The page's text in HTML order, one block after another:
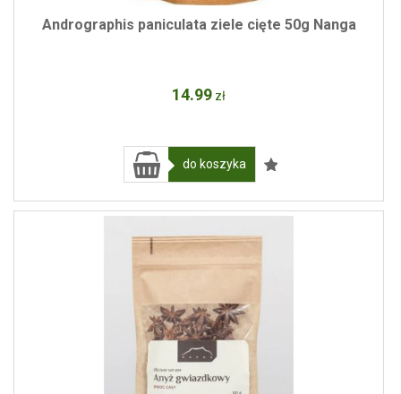
Andrographis paniculata ziele cięte 50g Nanga
14.99 zł
do koszyka